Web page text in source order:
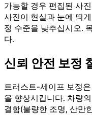
가능할 경우 편집된 사
사진이 현실과 눈에 띄
정 수준을 낮추십시오.
다.
신뢰 안전 보정
트러스트-세이프 보정
을 향상시킵니다. 차량
결함(불량한 조명, 산만